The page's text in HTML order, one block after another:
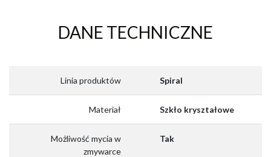
DANE TECHNICZNE
Linia produktów Spiral
Materiał Szkło kryształowe
Możliwość mycia w
zmywarce
Tak